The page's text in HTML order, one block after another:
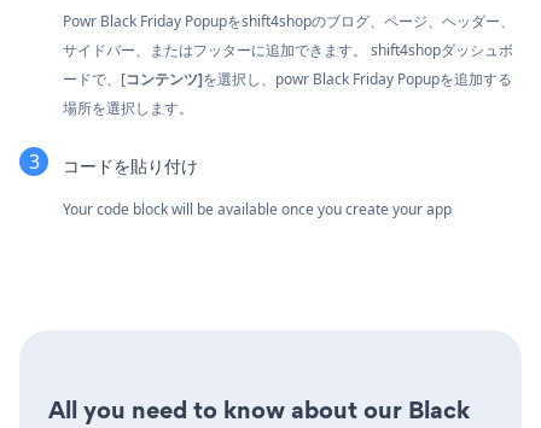
Powr Black Friday Popupをshift4shopのブログ、ページ、ヘッダー、
サイドバー、またはフッターに追加できます。 shift4shopダッシュボ
ードで、[コンテンツ]を選択し、powr Black Friday Popupを追加する
場所を選択します。
コードを貼り付け
Your code block will be available once you create your app
All you need to know about our Black